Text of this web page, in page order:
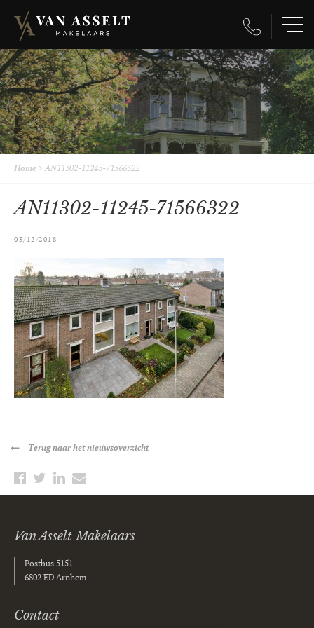
Home >AN11302-11245-71566322
AN11302-11245-71566322
03/12/2018
Terugnaar het nieuwsoverzicht
Van Asselt Makelaars
Postbus 5151
6802 ED Arnhem
Contact